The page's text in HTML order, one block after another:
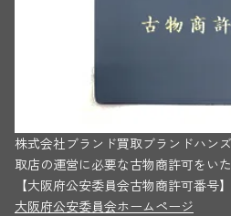
株式会社ブランド買取ブランドハン
取店の運営に必要な古物商許可をい
【大阪府公安委員会古物商許可番号
大阪府公安委員会ホームページ